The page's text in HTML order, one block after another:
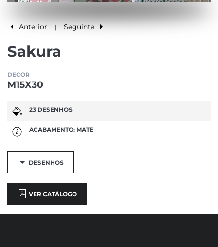
Anterior | Seguinte
Sakura
DECOR
M15X30
23 DESENHOS
ACABAMENTO: MATE
DESENHOS
VER CATÁLOGO